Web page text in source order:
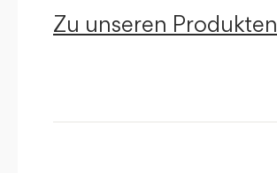
Zu unseren Produkten